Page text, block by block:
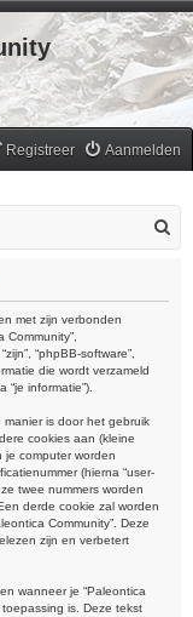
Aanmelden
Registreer
met zijn verbonden
Community”,
“phpBB-software”,
die wordt verzameld
informatie”).
is door het gebruik
cookies aan (kleine
computer worden
(hierna “user-
twee nummers worden
derde cookie zal worden
Community”. Deze
zijn en verbetert
wanneer je “Paleontica
is. Deze tekst